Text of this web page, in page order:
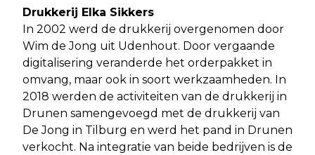
Drukkerij Elka Sikkers
In 2002 werd de drukkerij overgenomen door
Wim de Jong uit Udenhout. Door vergaande
digitalisering veranderde het orderpakket in
omvang, maar ook in soort werkzaamheden. In
2018 werden de activiteiten van de drukkerij in
Drunen samengevoegd met de drukkerij van
De Jong in Tilburg en werd het pand in Drunen
verkocht. Na integratie van beide bedrijven is de